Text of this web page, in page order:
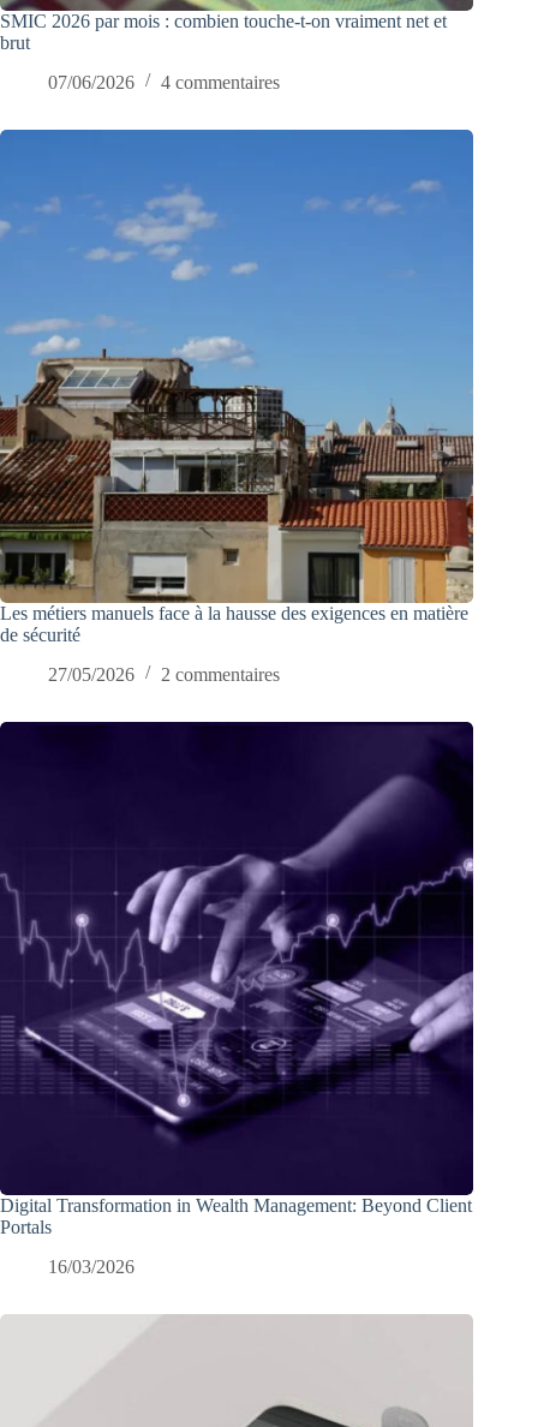
SMIC 2026 par mois : combien touche-t-on vraiment net et
brut
07/06/2026
4 commentaires
Les métiers manuels face à la hausse des exigences en matière
de sécurité
27/05/2026
2 commentaires
Digital Transformation in Wealth Management: Beyond Client
Portals
16/03/2026